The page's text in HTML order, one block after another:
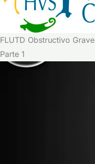
FLUTD Obstructivo Grave
Parte 1